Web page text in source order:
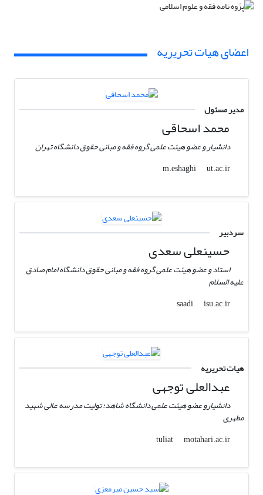
اعضای هیات تحریریه
مدیر مسئول
محمد اسحاقی
دانشیار و عضو هیئت علمی گروه فقه و مبانی حقوق دانشگاه تهران
m.eshaghi
ut.ac.ir
سردبیر
حسینعلی سعدی
استاد و عضو هیئت علمی گروه فقه و مبانی حقوق دانشگاه امام صادق
علیه السلام
saadi
isu.ac.ir
هیات تحریریه
عبدالعلی توجهی
دانشیارو عضو هیئت علمی دانشگاه شاهد؛ تولیت مدرسه عالی شهید
مطهری
tuliat
motahari.ac.ir